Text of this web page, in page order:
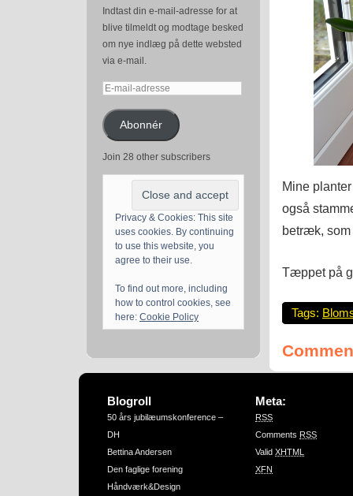
Indtast din e-mail-adresse for at
blive tilmeldt og modtage besked
om nye indlæg på dette websted
via e-mail.
E-
adresseAbonnér
Join 28 other subscribers
Privacy & Cookies: This site
uses cookies. By continuing
to use this website, you
agree to their use.
To find out more, including
how to control cookies, see
here: Cookie Policy
Mine
også
betræk,
Tæppet på
Tags:
Blogroll
50 års jubilæumskonference –
DH
Bettina Andersen
Den faglige forening
Håndværk&Design
Meta:
RSS
Comments RSS
Valid XHTML
XFN